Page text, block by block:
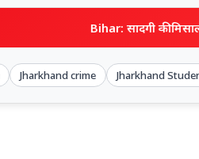
Bihar: सादगी की मिसाल बने IAS
Jharkhand crime Jharkhand